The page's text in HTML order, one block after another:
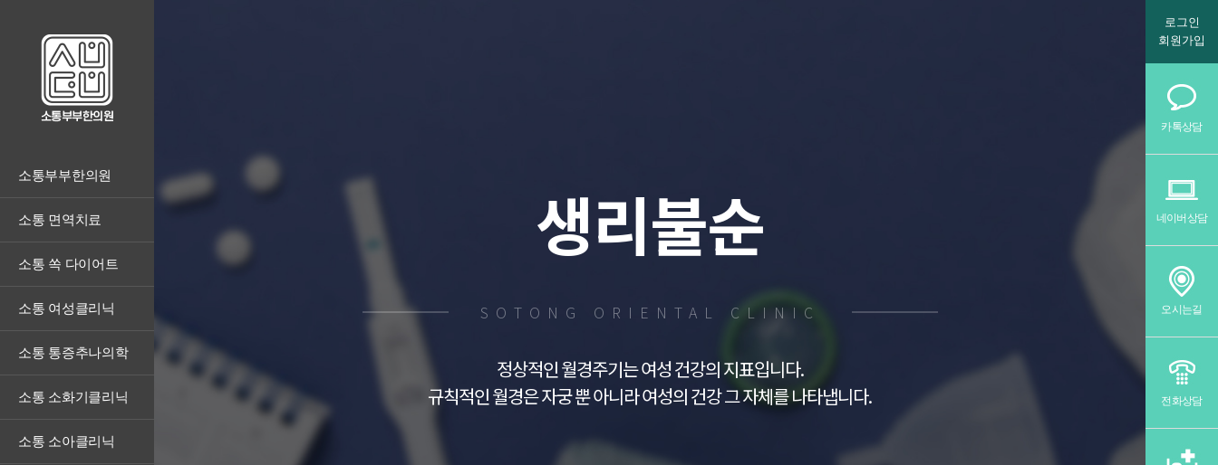
소통부부한의원
소통 면역치료
소통 쏙 다이어트
소통 여성클리닉
소통 통증추나의학
소통 소화기클리닉
소통 소아클리닉
생리불순
SOTONG ORIENTAL CLINIC
정상적인 월경주기는 여성 건강의 지표입니다.
규칙적인 월경은 자궁 뿐 아니라 여성의 건강 그 자체를 나타냅니다.
로그인
회원가입
카톡상담
네이버상담
오시는길
전화상담